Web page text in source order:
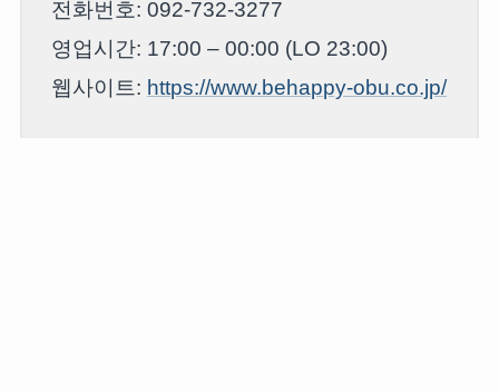
전화번호: 092-732-3277
영업시간: 17:00 – 00:00 (LO 23:00)
웹사이트: https://www.behappy-obu.co.jp/